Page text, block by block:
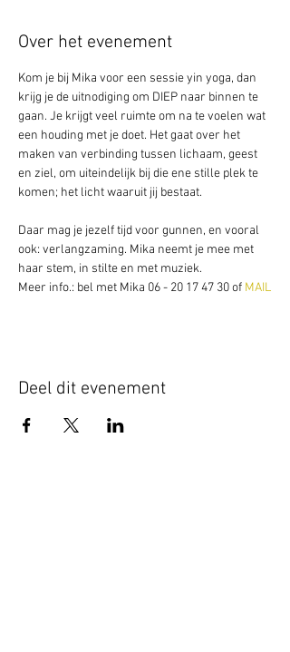
Over het evenement
Kom je bij Mika voor een sessie yin yoga, dan
krijg je de uitnodiging om DIEP naar binnen te
gaan. Je krijgt veel ruimte om na te voelen wat
een houding met je doet. Het gaat over het
maken van verbinding tussen lichaam, geest
en ziel, om uiteindelijk bij die ene stille plek te
komen; het licht waaruit jij bestaat.
Daar mag je jezelf tijd voor gunnen, en vooral
ook: verlangzaming. Mika neemt je mee met
haar stem, in stilte en met muziek.
Meer info.: bel met Mika 06 - 20 17 47 30 of MAIL
Deel dit evenement